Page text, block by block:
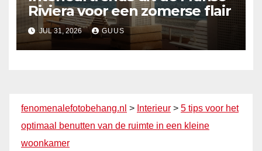
Riviera voor een zomerse flair
JUL 31, 2026 GUUS
fenomenalefotobehang.nl > Interieur > 5 tips voor het
optimaal benutten van de ruimte in een kleine
woonkamer